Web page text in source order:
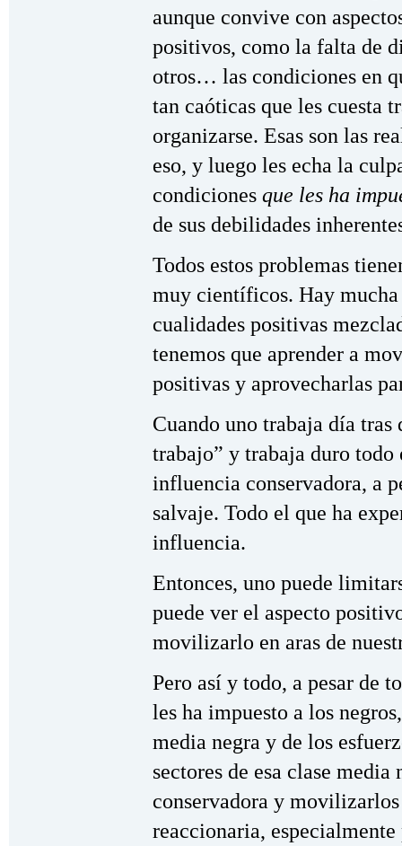
aunque convive con
positivos, como la falta de
otros… las condiciones en
tan caóticas que les cuesta
organizarse. Esas son las
eso, y luego les echa la
condiciones que les ha
de sus debilidades
Todos estos problemas
muy científicos. Hay
cualidades positivas
tenemos que aprender a
positivas y aprovecharlas
Cuando uno trabaja día
trabajo” y trabaja duro
influencia conservadora, a
salvaje. Todo el que ha
influencia.
Entonces, uno puede
puede ver el aspecto
movilizarlo en aras de
Pero así y todo, a pesar de
les ha impuesto a los
media negra y de los
sectores de esa clase
conservadora y
reaccionaria,